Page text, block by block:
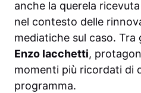
anche la querela
nel contesto delle
mediatiche sul caso.
Enzo Iacchetti,
momenti più ricordati di
programma.